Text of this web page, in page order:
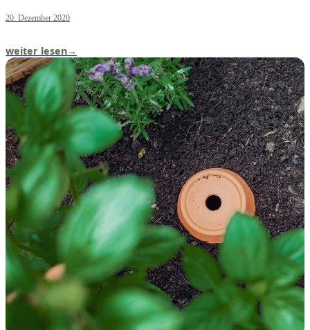
20. Dezember 2020
weiter lesen→